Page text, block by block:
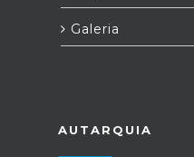
Galeria
AUTARQUIA